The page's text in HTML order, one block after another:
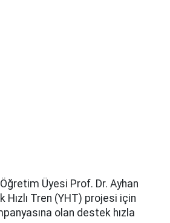
Üyesi Prof. Dr. Ayhan
Hızlı Tren (YHT) projesi için
olan destek hızla